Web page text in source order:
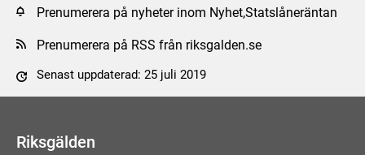
Prenumerera på nyheter inom Nyhet,Statslåneräntan
Prenumerera på RSS från riksgalden.se
Senast uppdaterad: 25 juli 2019
Riksgälden